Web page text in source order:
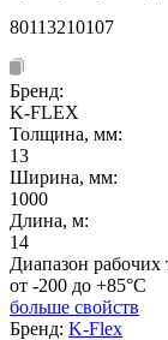
80113210107
Бренд:
K-FLEX
Толщина, мм:
13
Ширина, мм:
1000
Длина, м:
14
Диапазон рабочих
от -200 до +85°C
больше свойств
Бренд: K-Flex